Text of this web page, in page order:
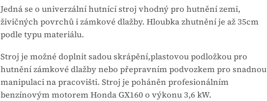
č
e
k
Jedná se o univerzální hutnící stroj vhodný pro hutnění zemi,
živičných povrchů i zámkové dlažby. Hloubka zhutnění je až 35cm
podle typu materiálu.
Stroj je možné doplnit sadou skrápění,plastovou podložkou pro
hutnění zámkové dlažby nebo přepravním podvozkem pro snadnou
manipulaci na pracovišti. Stroj je poháněn profesionálním
benzínovým motorem Honda GX160 o výkonu 3,6 kW.